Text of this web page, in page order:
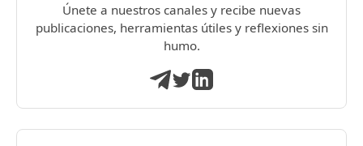
Únete a nuestros canales y recibe nuevas
publicaciones, herramientas útiles y reflexiones sin
humo.